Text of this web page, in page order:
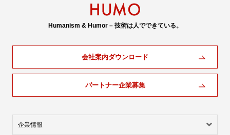
Humanism & Humor – 技術は人でできている。
会社案内ダウンロード
パートナー企業募集
企業情報